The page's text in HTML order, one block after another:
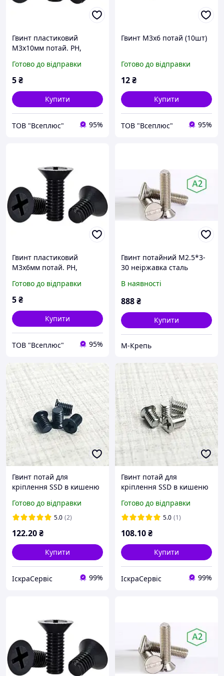
Гвинт пластиковий
М3х10мм потай. PH,
Готово до відправки
5₴
Купити
ТОВ "Всеплюс" 95%
Гвинт М3х6 потай (10шт)
Готово до відправки
12₴
Купити
ТОВ "Всеплюс" 95%
Гвинт пластиковий
М3х6мм потай. PH,
Готово до відправки
5₴
Купити
ТОВ "Всеплюс" 95%
Гвинт потайний М2.5*3-
30 неіржавка сталь
В наявності
888₴
Купити
М-Крепь
Гвинт потай для
кріплення SSD в кишеню
чорн
Готово до відправки
5.0 (2)
122.20₴
Купити
ІскраСервіс 99%
Гвинт потай для
кріплення SSD в кишеню
хром
Готово до відправки
5.0 (1)
108.10₴
Купити
ІскраСервіс 99%